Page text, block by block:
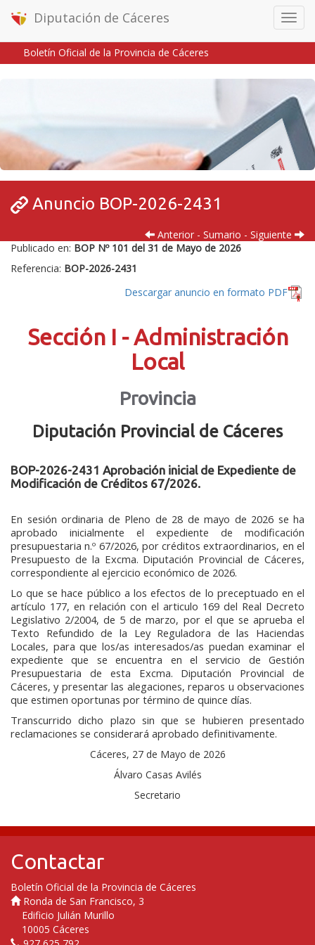
Menú
móvil
Diputación de Cáceres
Boletín Oficial de la Provincia de Cáceres
Anuncio BOP-2026-2431
Anterior - Sumario - Siguiente
Publicado en: BOP Nº 101 del 31 de Mayo de 2026
Referencia: BOP-2026-2431
Descargar anuncio en formato PDF
Sección I - Administración
Local
Provincia
Diputación Provincial de Cáceres
BOP-2026-2431 Aprobación inicial de Expediente de
Modificación de Créditos 67/2026.
En sesión ordinaria de Pleno de 28 de mayo de 2026 se ha
aprobado inicialmente el expediente de modificación
presupuestaria n.º 67/2026, por créditos extraordinarios, en el
Presupuesto de la Excma. Diputación Provincial de Cáceres,
correspondiente al ejercicio económico de 2026.
Lo que se hace público a los efectos de lo preceptuado en el
artículo 177, en relación con el articulo 169 del Real Decreto
Legislativo 2/2004, de 5 de marzo, por el que se aprueba el
Texto Refundido de la Ley Reguladora de las Haciendas
Locales, para que los/as interesados/as puedan examinar el
expediente que se encuentra en el servicio de Gestión
Presupuestaria de esta Excma. Diputación Provincial de
Cáceres, y presentar las alegaciones, reparos u observaciones
que estimen oportunas por término de quince días.
Transcurrido dicho plazo sin que se hubieren presentado
reclamaciones se considerará aprobado definitivamente.
Cáceres, 27 de Mayo de 2026
Álvaro Casas Avilés
Secretario
Contactar
Boletín Oficial de la Provincia de Cáceres
Ronda de San Francisco, 3
Edificio Julián Murillo
10005 Cáceres